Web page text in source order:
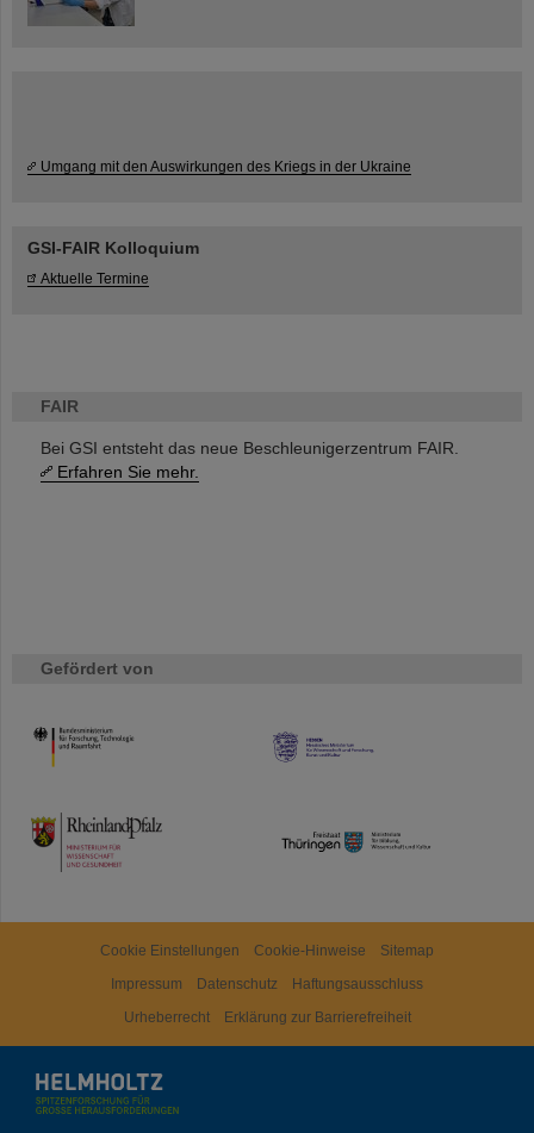
FAIR
Bei GSI entsteht das neue Beschleunigerzentrum FAIR.
Erfahren Sie mehr.
Gefördert von
HMWK
TMWWDG
Umgang mit den Auswirkungen des Kriegs in der Ukraine
GSI-FAIR Kolloquium
Aktuelle Termine
Cookie Einstellungen Cookie-Hinweise
Sitemap
Impressum
Datenschutz
Haftungsausschluss
Urheberrecht
Erklärung zur Barrierefreiheit